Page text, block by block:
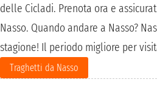
delle Cicladi. Prenota ora e
Nasso. Quando andare a Nasso?
stagione! Il periodo migliore per
Traghetti da Nasso